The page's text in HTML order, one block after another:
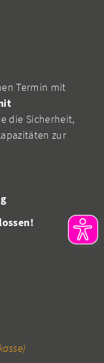
Termin mit
die Sicherheit,
zur